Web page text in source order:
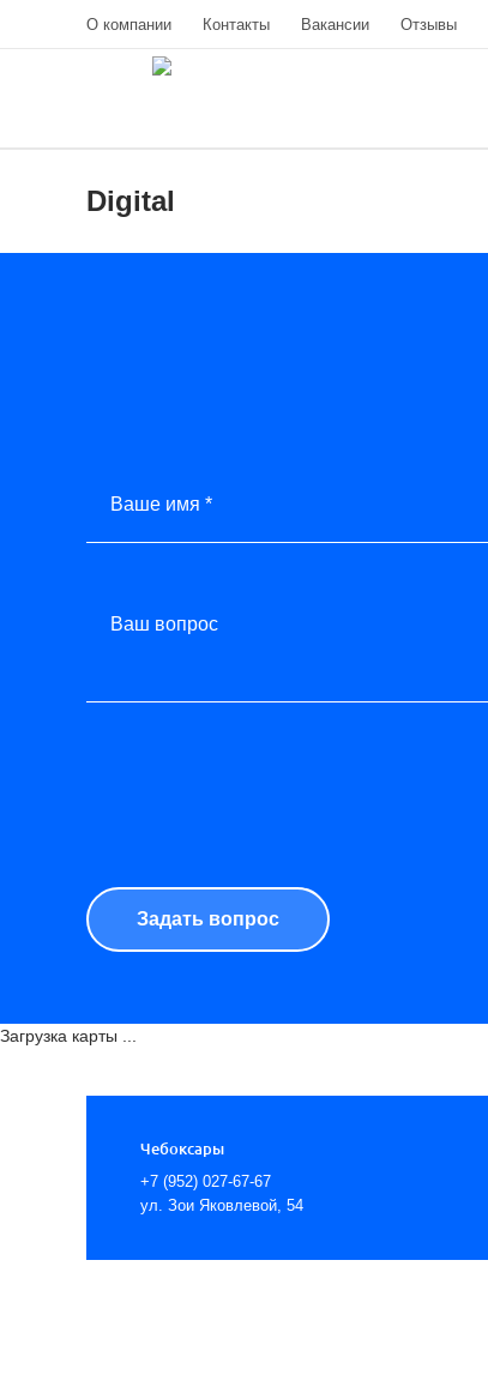
О компании Контакты Вакансии Отзывы
Digital
Ваше имя *
Ваш вопрос
Чебоксары
+7 (952) 027-67-67
ул. Зои Яковлевой, 54
Загрузка карты ...